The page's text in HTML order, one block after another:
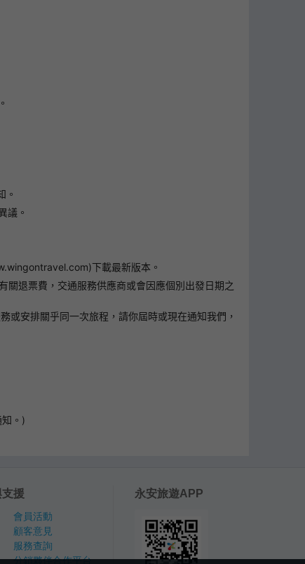
。
議。
下載最新版本。
退票費，交通服務供應商或會因應個別出發日期之
或安排關乎同一次旅程，請你屆時或現在通知我們，
。)
援
會員活動
顧客意見
服務查詢
分銷夥伴合作平台
永安旅遊APP